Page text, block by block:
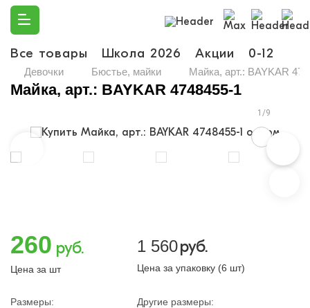
Все товары Школа 2026 Акции 0-12
Девочки Бюстье, майки Майка, арт.: BAYKAR
Майка, арт.: BAYKAR 4748455-1
1/9
260 руб.
Цена за шт
1 560руб.
Цена за упаковку (6 шт)
Размеры: Другие размеры: